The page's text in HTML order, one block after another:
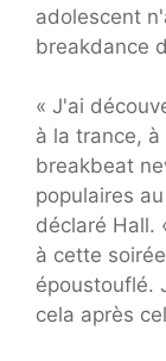
adolescent
breakdance
« J'ai
à la trance,
breakbeat
populaires
déclaré Hall.
à cette
époustouflé.
cela après